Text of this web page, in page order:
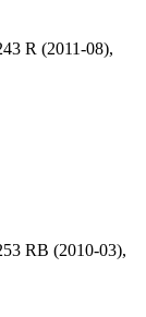
R (2011-08),
RB (2010-03),